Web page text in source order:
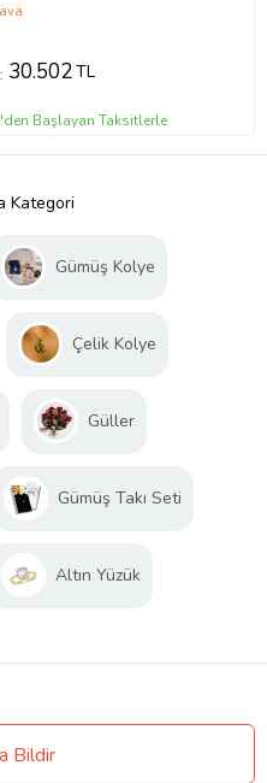
30.502TL
Başlayan Taksitlerle
Kategori
Gümüş Kolye
Çelik Kolye
Güller
Gümüş Takı Seti
Altın Yüzük
Bildir